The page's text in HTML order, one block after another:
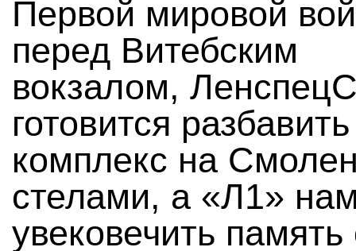
Первой мировой
перед Витебским
вокзалом,
готовится
комплекс на
стелами, а «Л1»
увековечить память